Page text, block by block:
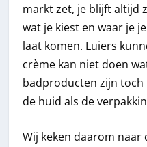
markt zet, je blijft altijd
wat je kiest en waar je
laat komen. Luiers
crème kan niet doen
badproducten zijn
de huid als de
Wij keken daarom